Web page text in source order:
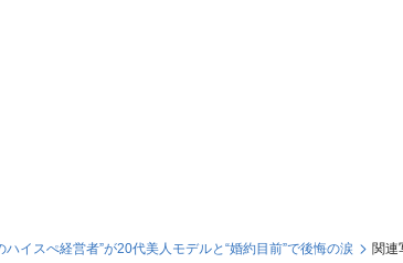
イスぺ経営者”が20代美人モデルと“婚約目前”で後悔の涙 関連